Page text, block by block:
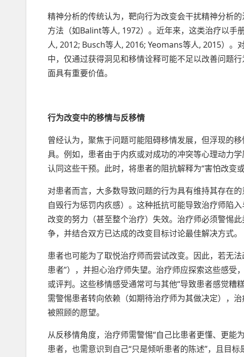
精神分析的传统认为，靶向行为改变会干扰精神分析
方法（如Balint等人, 1972）。近年来，这类治疗以手
人, 2012; Busch等人, 2016; Yeomans等人, 2015）
中，仅通过获得洞见和移情诠释可能不足以改善问题
面具有重要价值。
行为改变中的移情与反移情
曾经认为，聚焦于问题可能阻碍移情发展，但浮现的
具。例如，患者由于内疚或对成功的冲突等心理动力
认同这些干预。此时，将患者的阻抗解释为“害怕改变
对患者而言，大多数导致问题的行为具有维持其存在
自毁行为惩罚内疚感）。这种抵抗可能导致治疗师陷
改变的努力（甚至整个治疗）失效。治疗师必须警惕
争，并结合双方已达成的改变目标讨论最佳解决方式。
患者也可能为了取悦治疗师而尝试改变。因此，若无
患者”），并担心治疗师失望。治疗师应探索这些感受
或评判。这些移情感受通常可与其他“导致患者感觉糟
需警惕患者转向依赖（如期待治疗师为其做决定），
被照顾的愿望。
从反移情角度，治疗师需警惕“自己比患者更懂、更能
患者，也需意识到自己“只是倾听患者的陈述”，且目